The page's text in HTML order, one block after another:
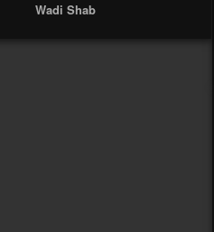
Wadi Shab